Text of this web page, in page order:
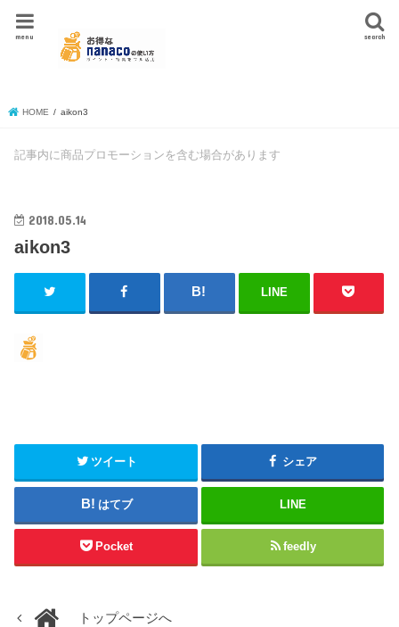
search
menu
HOME aikon3
記事内に商品プロモーションを含む場合があります
2018.05.14
aikon3
LINE
ツイート シェア
はてブ LINE
Pocket feedly
トップページへ